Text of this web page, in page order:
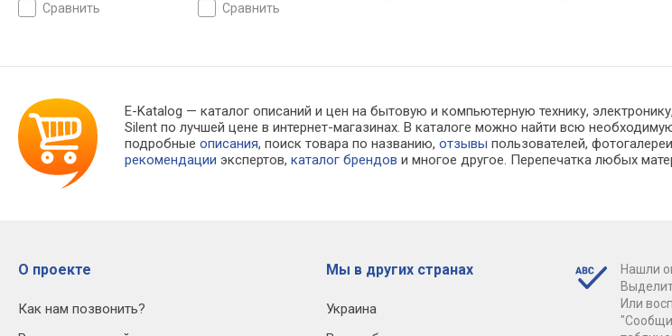
сравнить сравнить
E-Katalog — каталог описаний и цен на бытовую и компьютерную технику,
Silent по лучшей цене в интернет-магазинах. В каталоге можно найти всю
подробныеописания, поиск товара по названию,отзывы пользователей,
рекомендации экспертов,каталог брендов и многое другое. Перепечатка любых
О проекте
Как нам позвонить?
Мы в других странах
Украина
Нашли
Или